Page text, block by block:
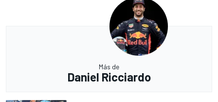
Más de
Daniel Ricciardo